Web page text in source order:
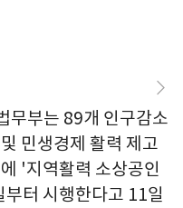
무부는 89개 인구감소
민생경제 활력 제고
'지역활력 소상공인
터 시행한다고 11일